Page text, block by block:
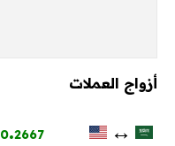
أزواج العملات
↔
0.2667